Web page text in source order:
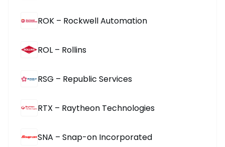
ROK – Rockwell Automation
ROL – Rollins
RSG – Republic Services
RTX – Raytheon Technologies
SNA – Snap-on Incorporated